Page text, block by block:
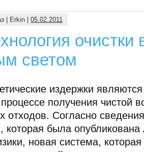
| Erkin | 05.02.2011
очистки
светом
издержки
получения чистой
Согласно
которая была
новая система,